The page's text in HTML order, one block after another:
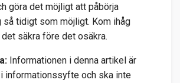
göra det möjligt att påbörja
så tidigt som möjligt. Kom ihåg
säkra före det osäkra.
Informationen i denna artikel är
informationssyfte och ska inte